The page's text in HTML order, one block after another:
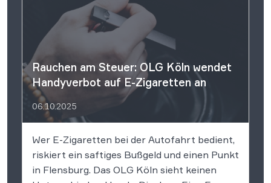
Rauchen am Steuer: OLG Köln wendet
Handyverbot auf E-Zigaretten an
06.10.2025
Wer E-Zigaretten bei der Autofahrt bedient,
riskiert ein saftiges Bußgeld und einen Punkt
in Flensburg. Das OLG Köln sieht keinen